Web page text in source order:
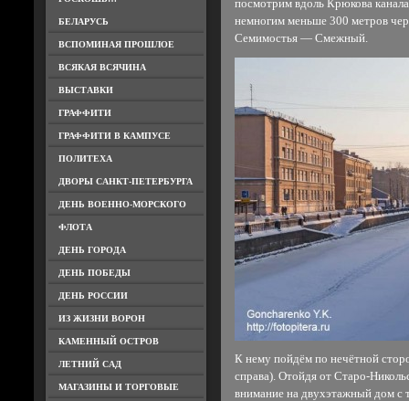
БЕЛАРУСЬ
ВСПОМИНАЯ ПРОШЛОЕ
ВСЯКАЯ ВСЯЧИНА
ВЫСТАВКИ
ГРАФФИТИ
ГРАФФИТИ В КАМПУСЕ
ПОЛИТЕХА
ДВОРЫ САНКТ-ПЕТЕРБУРГА
ДЕНЬ ВОЕННО-МОРСКОГО
ФЛОТА
ДЕНЬ ГОРОДА
ДЕНЬ ПОБЕДЫ
ДЕНЬ РОССИИ
ИЗ ЖИЗНИ ВОРОН
КАМЕННЫЙ ОСТРОВ
ЛЕТНИЙ САД
МАГАЗИНЫ И ТОРГОВЫЕ
посмотрим вдоль Крюкова
немногим меньше 300 метров
Семимостья — Смежный.
К нему пойдём по нечётной
справа). Отойдя от Старо-
внимание на двухэтажный дом с